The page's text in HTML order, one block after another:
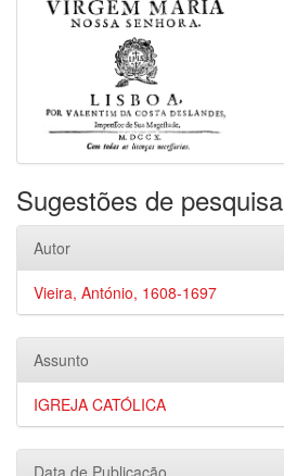
Sugestões de pesquisa
Autor
Vieira, António, 1608-1697
Assunto
IGREJA CATÓLICA
Data de Publicação